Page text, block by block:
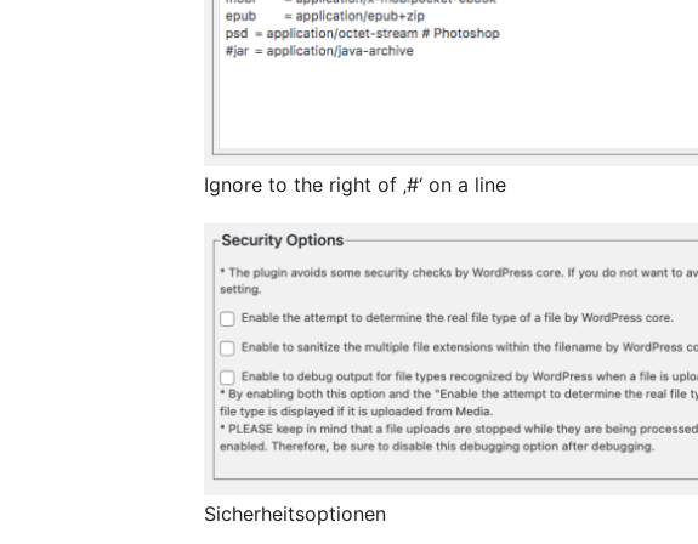
Ignore to the right of ‚#‘ on a line
Sicherheitsoptionen